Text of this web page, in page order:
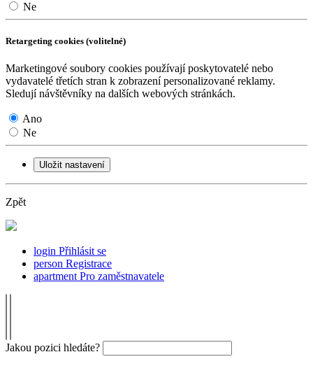
Ne
Retargeting cookies (volitelné)
Marketingové soubory cookies používají poskytovatelé nebo
vydavatelé třetích stran k zobrazení personalizované reklamy.
Sledují návštěvníky na dalších webových stránkách.
Ano
Ne
Uložit nastavení
Zpět
login Přihlásit se
person Registrace
apartmentPro zaměstnavatele
Jakou pozici hledáte?